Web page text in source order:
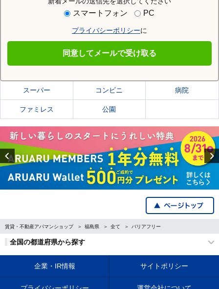
スマートフォン PC
プライバシーポリシーに
同意してメールで受け取る
住む街研究所で会津若松市の情報を見る
会津若松市の施設一覧
スーパー コンビニ 病院
ファミレス 公園
Previous
賃貸・不動産アパマンショップ 福島県 全て バリアフリー
全国の都道府県から探す
企業・IR情報 サイトポリシー